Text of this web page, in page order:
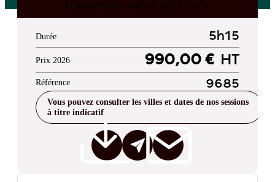
FORMATION 100% À DISTANCE
Durée 5h15
Prix 2026 990,00 € HT
Référence 9685
Vous pouvez consulter les villes et dates de nos sessions
à titre indicatif